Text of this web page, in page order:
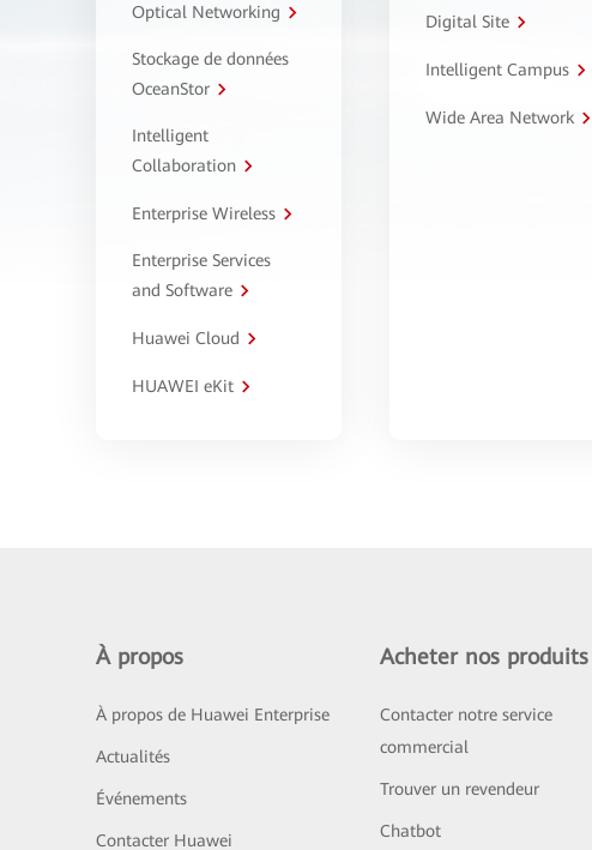
Optical Networking
Stockage de données
OceanStor
Intelligent
Collaboration
Enterprise Wireless
Enterprise Services
and Software
Huawei Cloud
HUAWEI eKit
Digital Site
Intelligent Campus
Wide Area Network
À propos
À propos de Huawei Enterprise
Actualités
Événements
Contacter Huawei
Acheter nos produits
Contacter notre service
commercial
Trouver un revendeur
Chatbot